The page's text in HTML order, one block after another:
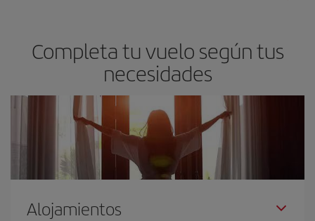
Completa tu vuelo según tus
necesidades
Alojamientos